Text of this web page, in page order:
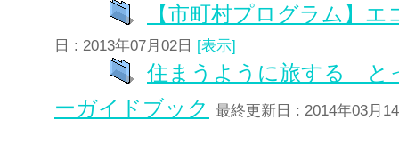
【市町村プログラム】
日 : 2013年07月02日 [表示]
住まうように旅する と
ーガイドブック 最終更新日 : 2014年03月